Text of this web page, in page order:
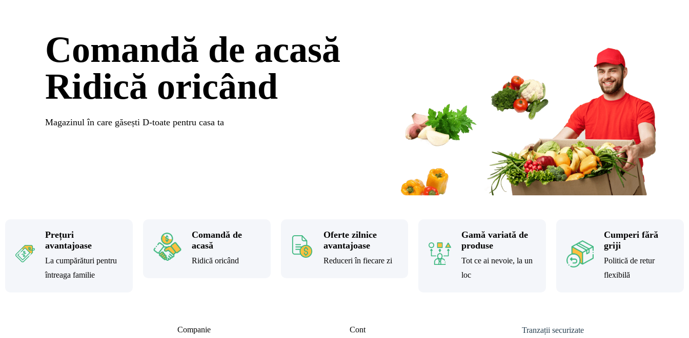
Comandă de acasă
Ridică oricând
Magazinul în care găsești D-toate pentru casa ta
Prețuri
avantajoase
La cumpărături pentru
întreaga familie
Comandă de
acasă
Ridică oricând
Oferte zilnice
avantajoase
Reduceri în fiecare zi
Gamă variată de
produse
Tot ce ai nevoie, la un
loc
Cumperi fără
griji
Politică de retur
flexibilă
Companie Cont Tranzații securizate